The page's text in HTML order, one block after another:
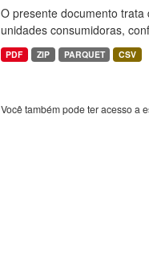
O presente documento
unidades consumidoras,
PDF ZIP PARQUET CSV
Você também pode ter acesso a